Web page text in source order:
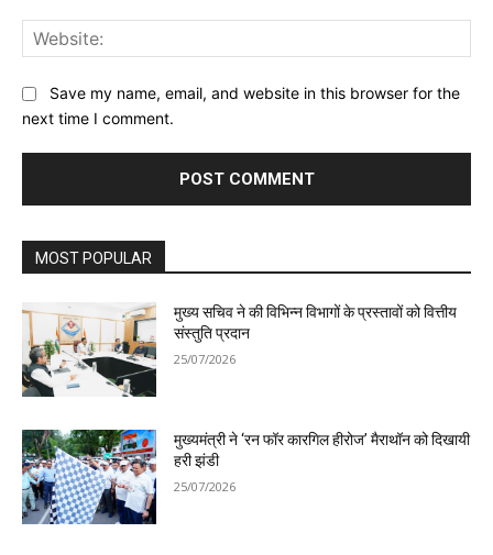
Save my name, email, and website in this browser for the
next time I comment.
MOST POPULAR
मुख्य सचिव ने की विभिन्न विभागों के प्रस्तावों को वित्तीय
संस्तुति प्रदान
25/07/2026
मुख्यमंत्री ने ‘रन फॉर कारगिल हीरोज’ मैराथॉन को दिखायी
हरी झंडी
25/07/2026